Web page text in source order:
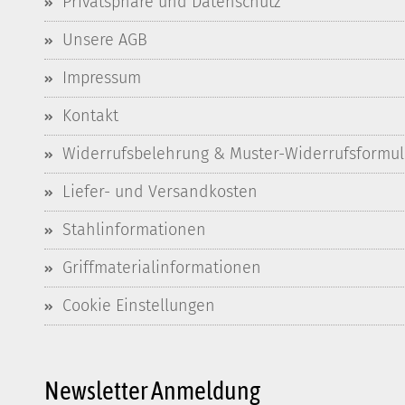
Unsere AGB
Impressum
Kontakt
Widerrufsbelehrung & Muster-
Liefer- und Versandkosten
Stahlinformationen
Griffmaterialinformationen
Cookie Einstellungen
Newsletter Anmeldung